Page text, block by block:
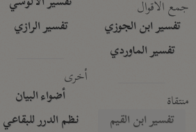
جمع الأقوال
تفسير ابن الجوزي
تفسير الماوردي
منتقاة
تفسير ابن القيم
تفسير الرازي
أخرى
أضواء البيان
نظم الدرر للبقاعي